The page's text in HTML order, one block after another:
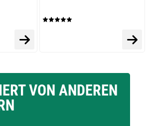
VON ANDEREN